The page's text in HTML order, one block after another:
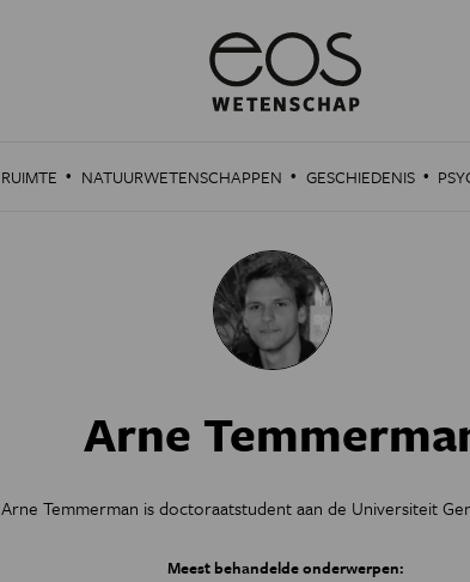
RUIMTE · NATUURWETENSCHAPPEN · GESCHIEDENIS ·
Arne
Arne Temmerman is doctoraatstudent aan de Universiteit
Meest behandelde onderwerpen: